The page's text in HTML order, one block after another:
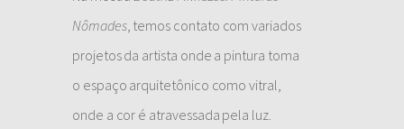
Nômades, temos contato com variados
projetos da artista onde a pintura toma
o espaço arquitetônico como vitral,
onde a cor é atravessada pela luz.